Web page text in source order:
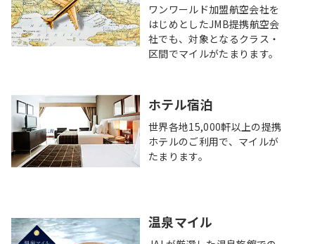
ワンワールド加盟航空会社を
はじめとしたJMB提携航空会
社でも、対象となるクラス・
区間でマイルがたまります。
ホテル宿泊
世界各地15,000軒以上の提携
ホテルのご利用で、マイルが
たまります。
温泉マイル